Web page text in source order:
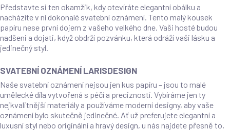
Představte si ten okamžik, kdy otevíráte elegantní obálku a
nacházíte v ní dokonalé svatební oznámení. Tento malý kousek
papíru nese první dojem z vašeho velkého dne. Vaši hosté budou
nadšeni a dojati, když obdrží pozvánku, která odráží vaši lásku a
jedinečný styl.
SVATEBNÍ OZNÁMENÍ LARISDESIGN
Naše svatební oznámení nejsou jen kus papíru – jsou to malé
umělecké díla vytvořená s péčí a precizností. Vybíráme jen ty
nejkvalitnější materiály a používáme moderní designy, aby vaše
oznámení bylo skutečně jedinečné. Ať už preferujete elegantní a
luxusní styl nebo originální a hravý design, u nás najdete přesně to,